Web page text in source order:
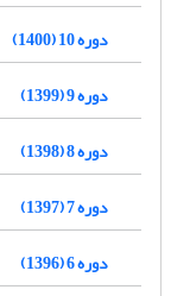
دوره 10 (1400)
دوره 9 (1399)
دوره 8 (1398)
دوره 7 (1397)
دوره 6 (1396)